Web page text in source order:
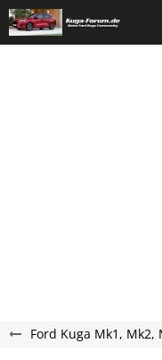
Ford Kuga Mk1, Mk2,